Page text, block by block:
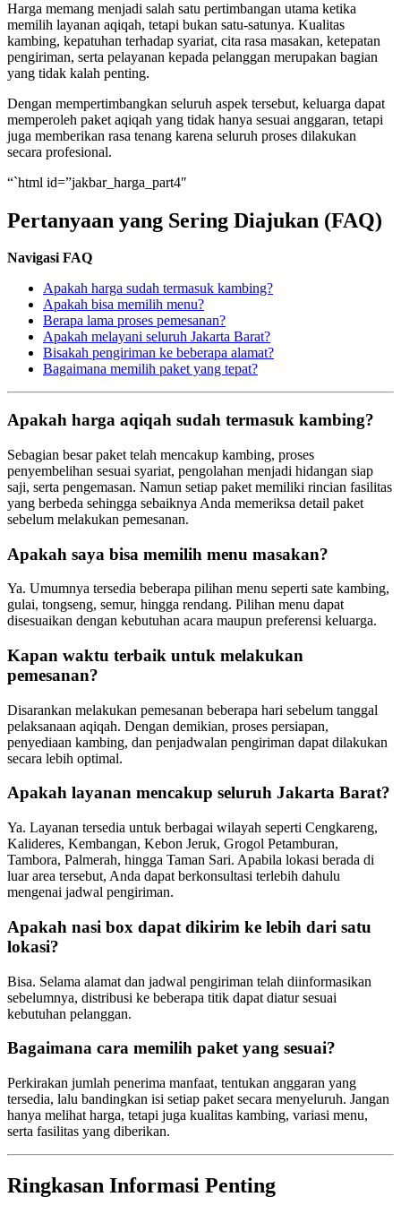
Harga memang menjadi salah satu pertimbangan utama ketika
memilih layanan aqiqah, tetapi bukan satu-satunya. Kualitas
kambing, kepatuhan terhadap syariat, cita rasa masakan, ketepatan
pengiriman, serta pelayanan kepada pelanggan merupakan bagian
yang tidak kalah penting.
Dengan mempertimbangkan seluruh aspek tersebut, keluarga dapat
memperoleh paket aqiqah yang tidak hanya sesuai anggaran, tetapi
juga memberikan rasa tenang karena seluruh proses dilakukan
secara profesional.
“`html id=”jakbar_harga_part4″
Pertanyaan yang Sering Diajukan (FAQ)
Navigasi FAQ
Apakah harga sudah termasuk kambing?
Apakah bisa memilih menu?
Berapa lama proses pemesanan?
Apakah melayani seluruh Jakarta Barat?
Bisakah pengiriman ke beberapa alamat?
Bagaimana memilih paket yang tepat?
Apakah harga aqiqah sudah termasuk kambing?
Sebagian besar paket telah mencakup kambing, proses
penyembelihan sesuai syariat, pengolahan menjadi hidangan siap
saji, serta pengemasan. Namun setiap paket memiliki rincian fasilitas
yang berbeda sehingga sebaiknya Anda memeriksa detail paket
sebelum melakukan pemesanan.
Apakah saya bisa memilih menu masakan?
Ya. Umumnya tersedia beberapa pilihan menu seperti sate kambing,
gulai, tongseng, semur, hingga rendang. Pilihan menu dapat
disesuaikan dengan kebutuhan acara maupun preferensi keluarga.
Kapan waktu terbaik untuk melakukan
pemesanan?
Disarankan melakukan pemesanan beberapa hari sebelum tanggal
pelaksanaan aqiqah. Dengan demikian, proses persiapan,
penyediaan kambing, dan penjadwalan pengiriman dapat dilakukan
secara lebih optimal.
Apakah layanan mencakup seluruh Jakarta Barat?
Ya. Layanan tersedia untuk berbagai wilayah seperti Cengkareng,
Kalideres, Kembangan, Kebon Jeruk, Grogol Petamburan,
Tambora, Palmerah, hingga Taman Sari. Apabila lokasi berada di
luar area tersebut, Anda dapat berkonsultasi terlebih dahulu
mengenai jadwal pengiriman.
Apakah nasi box dapat dikirim ke lebih dari satu
lokasi?
Bisa. Selama alamat dan jadwal pengiriman telah diinformasikan
sebelumnya, distribusi ke beberapa titik dapat diatur sesuai
kebutuhan pelanggan.
Bagaimana cara memilih paket yang sesuai?
Perkirakan jumlah penerima manfaat, tentukan anggaran yang
tersedia, lalu bandingkan isi setiap paket secara menyeluruh. Jangan
hanya melihat harga, tetapi juga kualitas kambing, variasi menu,
serta fasilitas yang diberikan.
Ringkasan Informasi Penting